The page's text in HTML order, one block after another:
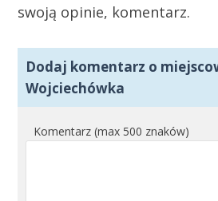
swoją opinie, komentarz.
Dodaj komentarz o
Wojciechówka
Komentarz (max 500 znaków)